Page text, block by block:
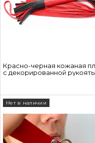
Красно-черная кожаная
с декорированной
Нет в наличии